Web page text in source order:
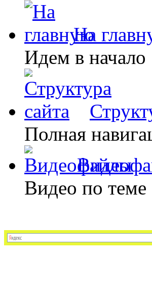
На
Идем в начало
Полная
Видео по теме